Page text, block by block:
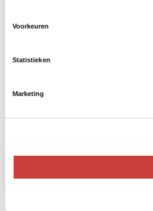
Voorkeuren
Statistieken
Marketing